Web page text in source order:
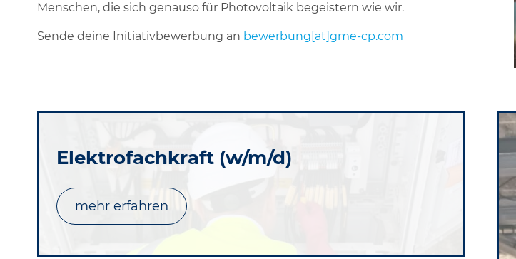
Menschen, die sich genauso für Photovoltaik begeistern wie wir.
Sende deine Initiativbewerbung an bewerbung[at]gme-cp.com
Elektrofachkraft (w/m/d)
mehr erfahren